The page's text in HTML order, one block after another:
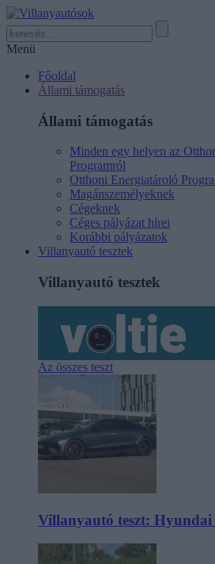
Menü
Főoldal
Állami támogatás
Állami támogatás
Minden egy helyen az
Programról
Otthoni Energiatároló
Magánszemélyeknek
Cégeknek
Céges pályázat hírei
Korábbi pályázatok
Villanyautó tesztek
Villanyautó tesztek
Az összes teszt
Villanyautó teszt: